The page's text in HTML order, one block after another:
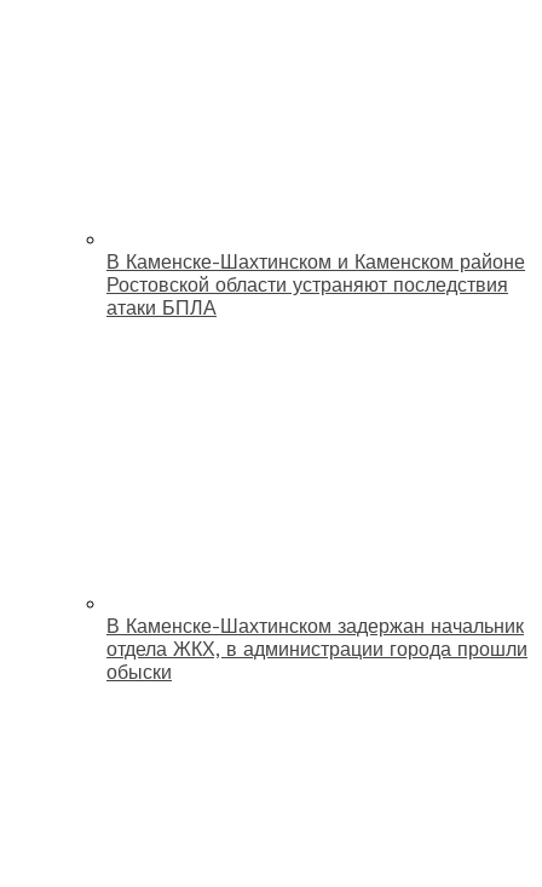
В Каменске-Шахтинском и Каменском районе
Ростовской области устраняют последствия
атаки БПЛА
В Каменске-Шахтинском задержан начальник
отдела ЖКХ, в администрации города прошли
обыски